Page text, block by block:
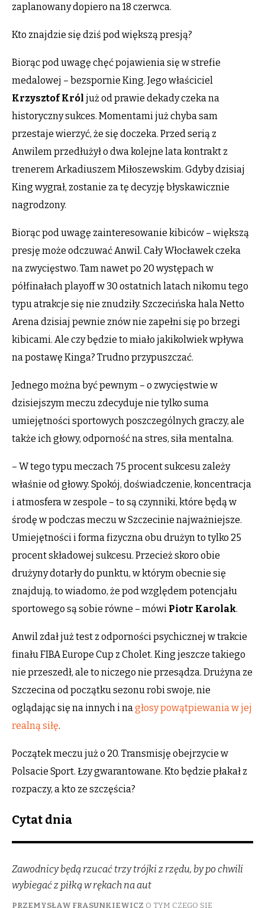
zaplanowany dopiero na 18 czerwca.
Kto znajdzie się dziś pod większą presją?
Biorąc pod uwagę chęć pojawienia się w strefie
medalowej – bezspornie King. Jego właściciel
Krzysztof Król już od prawie dekady czeka na
historyczny sukces. Momentami już chyba sam
przestaje wierzyć, że się doczeka. Przed serią z
Anwilem przedłużył o dwa kolejne lata kontrakt z
trenerem Arkadiuszem Miłoszewskim. Gdyby dzisiaj
King wygrał, zostanie za tę decyzję błyskawicznie
nagrodzony.
Biorąc pod uwagę zainteresowanie kibiców – większą
presję może odczuwać Anwil. Cały Włocławek czeka
na zwycięstwo. Tam nawet po 20 występach w
półfinałach playoff w 30 ostatnich latach nikomu tego
typu atrakcje się nie znudziły. Szczecińska hala Netto
Arena dzisiaj pewnie znów nie zapełni się po brzegi
kibicami. Ale czy będzie to miało jakikolwiek wpływa
na postawę Kinga? Trudno przypuszczać.
Jednego można być pewnym – o zwycięstwie w
dzisiejszym meczu zdecyduje nie tylko suma
umiejętności sportowych poszczególnych graczy, ale
także ich głowy, odporność na stres, siła mentalna.
– W tego typu meczach 75 procent sukcesu zależy
właśnie od głowy. Spokój, doświadczenie, koncentracja
i atmosfera w zespole – to są czynniki, które będą w
środę w podczas meczu w Szczecinie najważniejsze.
Umiejętności i forma fizyczna obu drużyn to tylko 25
procent składowej sukcesu. Przecież skoro obie
drużyny dotarły do punktu, w którym obecnie się
znajdują, to wiadomo, że pod względem potencjału
sportowego są sobie równe – mówi Piotr Karolak.
Anwil zdał już test z odporności psychicznej w trakcie
finału FIBA Europe Cup z Cholet. King jeszcze takiego
nie przeszedł, ale to niczego nie przesądza. Drużyna ze
Szczecina od początku sezonu robi swoje, nie
oglądając się na innych i nagłosy powątpiewania w jej
realną siłę.
Początek meczu już o 20. Transmisję obejrzycie w
Polsacie Sport. Łzy gwarantowane. Kto będzie płakał z
rozpaczy, a kto ze szczęścia?
Cytat dnia
Zawodnicy będą rzucać trzy trójki z rzędu, by po chwili
wybiegać z piłką w rękach na aut
PRZEMYSŁAW FRASUNKIEWICZ O TYM CZEGO SIĘ